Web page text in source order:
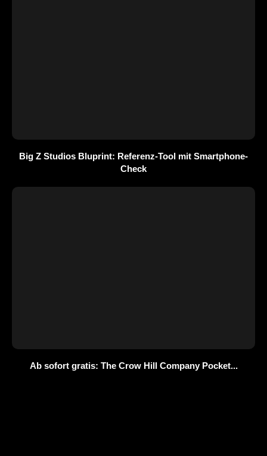
Big Z Studios Bluprint: Referenz-Tool mit Smartphone-
Check
Ab sofort gratis: The Crow Hill Company Pocket...